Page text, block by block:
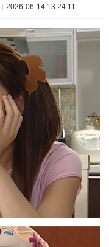
2026-06-14 13:24:11